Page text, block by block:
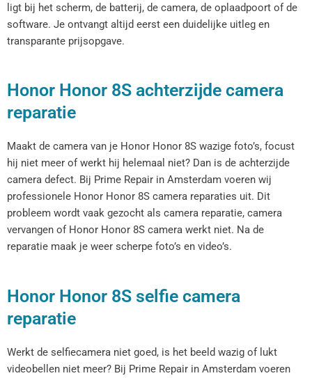
ligt bij het scherm, de batterij, de camera, de oplaadpoort of de
software. Je ontvangt altijd eerst een duidelijke uitleg en
transparante prijsopgave.
Honor Honor 8S achterzijde camera
reparatie
Maakt de camera van je Honor Honor 8S wazige foto’s, focust
hij niet meer of werkt hij helemaal niet? Dan is de achterzijde
camera defect. Bij Prime Repair in Amsterdam voeren wij
professionele Honor Honor 8S camera reparaties uit. Dit
probleem wordt vaak gezocht als camera reparatie, camera
vervangen of Honor Honor 8S camera werkt niet. Na de
reparatie maak je weer scherpe foto’s en video’s.
Honor Honor 8S selfie camera
reparatie
Werkt de selfiecamera niet goed, is het beeld wazig of lukt
videobellen niet meer? Bij Prime Repair in Amsterdam voeren